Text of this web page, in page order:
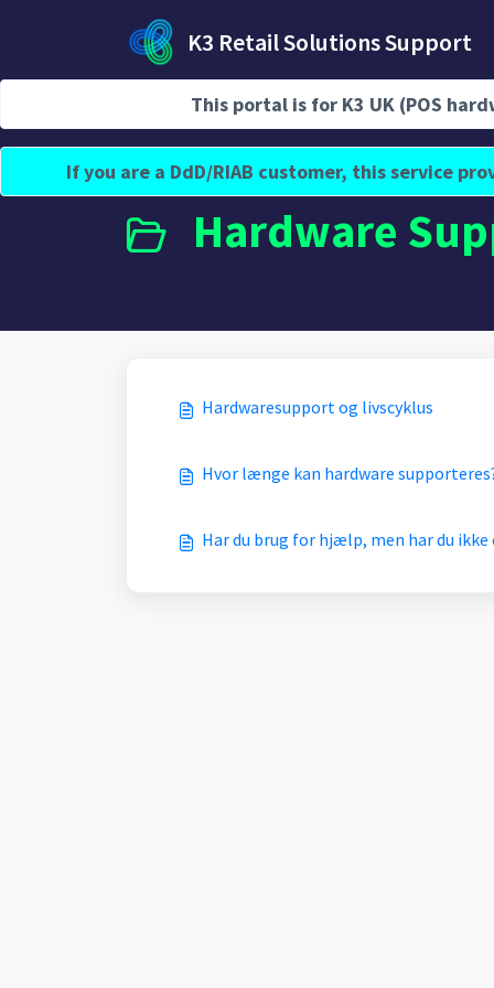
K3 Retail Solutions Support
This portal is for K3 UK (POS
If you are a DdD/RIAB customer, this service
Vidensbase Hardware Support
Hardware
Hardwaresupport og livscyklus
Hvor længe kan hardware
Har du brug for hjælp, men har du